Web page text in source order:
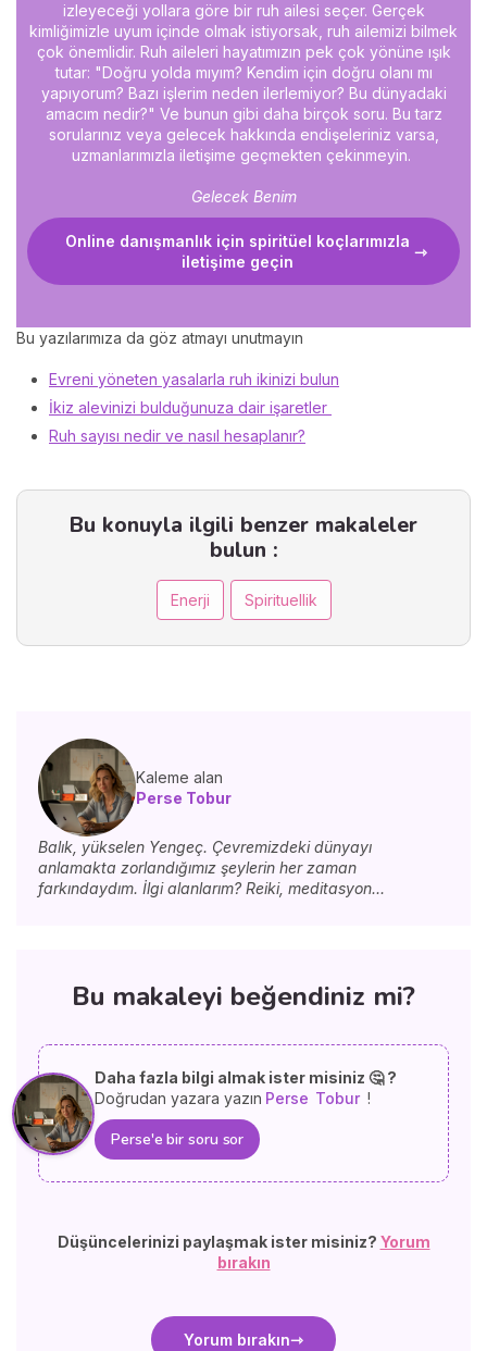
izleyeceği yollara göre bir ruh ailesi seçer. Gerçek
kimliğimizle uyum içinde olmak istiyorsak, ruh ailemizi bilmek
çok önemlidir. Ruh aileleri hayatımızın pek çok yönüne ışık
tutar: "Doğru yolda mıyım? Kendim için doğru olanı mı
yapıyorum? Bazı işlerim neden ilerlemiyor? Bu dünyadaki
amacım nedir?" Ve bunun gibi daha birçok soru. Bu tarz
sorularınız veya gelecek hakkında endişeleriniz varsa,
uzmanlarımızla iletişime geçmekten çekinmeyin.
Gelecek Benim
Online danışmanlık için spiritüel koçlarımızla
iletişime geçin
Bu yazılarımıza da göz atmayı unutmayın
Evreni yöneten yasalarla ruh ikinizi bulun
İkiz alevinizi bulduğunuza dair işaretler
Ruh sayısı nedir ve nasıl hesaplanır?
Bu konuyla ilgili benzer makaleler
bulun :
Enerji Spirituellik
Kaleme alan
Perse Tobur
Balık, yükselen Yengeç. Çevremizdeki dünyayı
anlamakta zorlandığımız şeylerin her zaman
farkındaydım. İlgi alanlarım? Reiki, meditasyon...
Bu makaleyi beğendiniz mi?
Daha fazla bilgi almak ister misiniz 🤔 ?
Doğrudan yazara yazın Perse Tobur !
Perse'e bir soru sor
Düşüncelerinizi paylaşmak ister misiniz? Yorum
bırakın
Yorum bırakın